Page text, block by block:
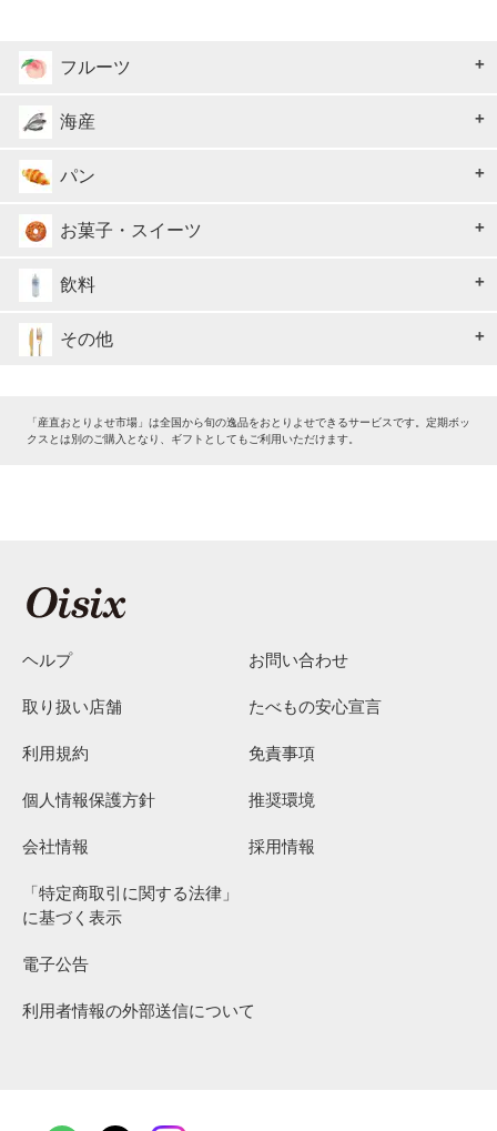
フルーツ
海産
パン
お菓子・スイーツ
飲料
その他
「産直おとりよせ市場」は全国から旬の逸品をおとりよせできるサービスです。定期ボッ
クスとは別のご購入となり、ギフトとしてもご利用いただけます。
ヘルプ お問い合わせ
取り扱い店舗 たべもの安心宣言
利用規約 免責事項
個人情報保護方針 推奨環境
会社情報 採用情報
「特定商取引に関する法律」
に基づく表示
電子公告
利用者情報の外部送信について